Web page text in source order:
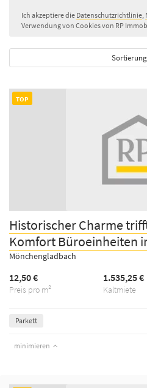
Ich akzeptiere die Datenschutzrichtlinie,
Verwendung von Cookies von RP
Sortierung
TOP
Historischer Charme
Komfort Büroeinheiten
Mönchengladbach
Preis pro m²
12,50 €
Kaltmiete
1.535,25 €
Parkett
minimieren